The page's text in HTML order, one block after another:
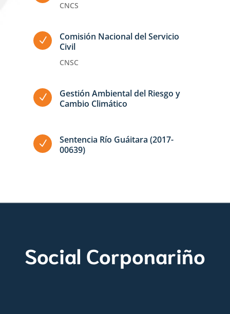
CNCS
N
Comisión Nacional del Servicio
Civil
CNSC
N
Gestión Ambiental del Riesgo y
Cambio Climático
N
Sentencia Río Guáitara (2017-
00639)
Social Corponariño